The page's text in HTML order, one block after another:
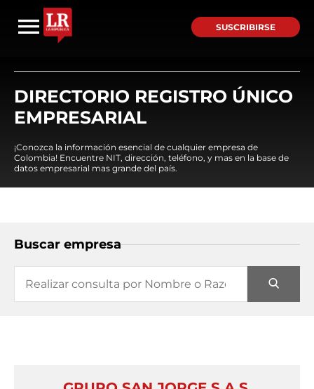
SUSCRIBIRSE
DIRECTORIO REGISTRO ÚNICO
EMPRESARIAL
¡Conozca la información esencial de cualquier empresa de
Colombia! Encuentre NIT, dirección, teléfono, y mas en la base de
datos empresarial mas grande del país.
Buscar empresa